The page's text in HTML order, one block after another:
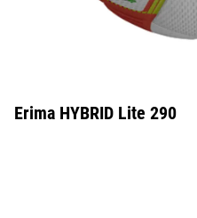
Erima HYBRID Lite 290